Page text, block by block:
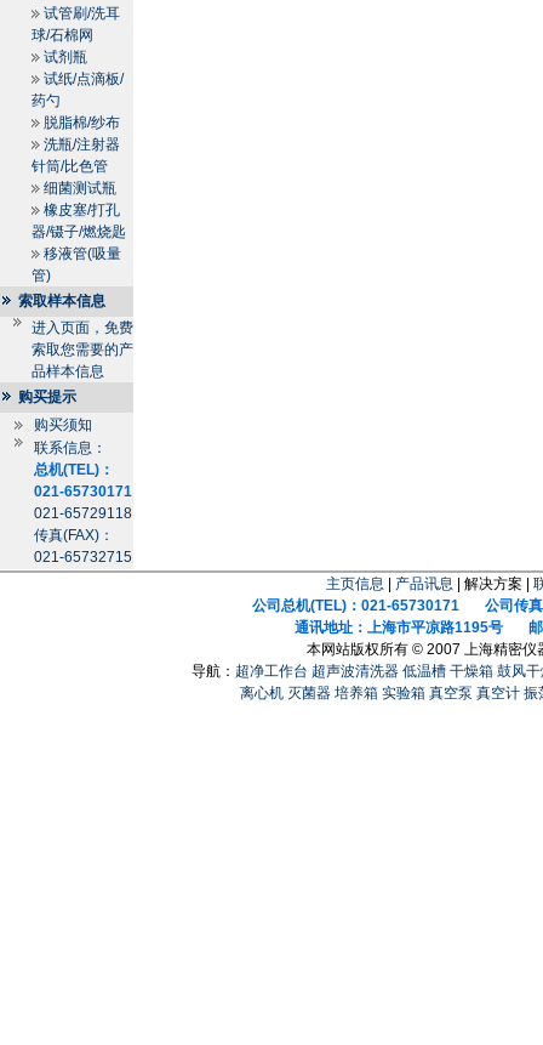
试管刷/洗耳
球/石棉网
试剂瓶
试纸/点滴板/
药勺
脱脂棉/纱布
洗瓶/注射器
针筒/比色管
细菌测试瓶
橡皮塞/打孔
器/镊子/燃烧匙
移液管(吸量
管)
索取样本信息
进入页面，免费
索取您需要的产
品样本信息
购买提示
购买须知
联系信息：
总机(TEL)：
021-65730171
021-65729118
传真(FAX)：
021-65732715
主页信息 产品讯息 | 解决方案 |
公司总机(TEL)：021-65730171 公司传真
通讯地址：上海市平凉路1195号 邮
本网站版权所有 © 2007 上海精密仪
导航： 超净工作台 超声波清洗器 低温槽 干燥箱 鼓风
离心机 灭菌器 培养箱 实验箱 真空泵 真空计 振